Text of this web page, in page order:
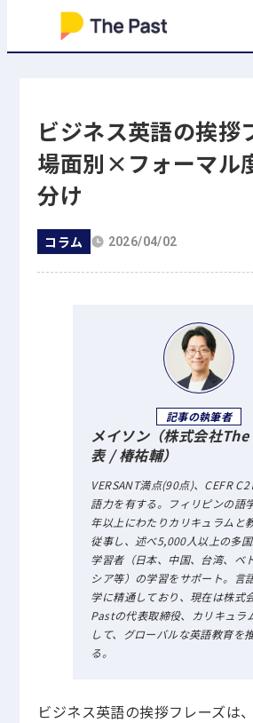
ビジネス英語の挨拶
場面別×フォーマル
分け
コラム 2026/04/02
記事の執筆者
メイソン（株式会社
表 / 椿祐輔）
VERSANT満点(90点)、CEFR
語力を有する。フィリピンの語
年以上にわたりカリキュラムと
従事し、述べ5,000人以上の多
学習者（日本、中国、台湾、ベ
シア等）の学習をサポート。言
学に精通しており、現在は株式
Pastの代表取締役、カリキュラ
して、グローバルな英語教育を
る。
ビジネス英語の挨拶フレーズは